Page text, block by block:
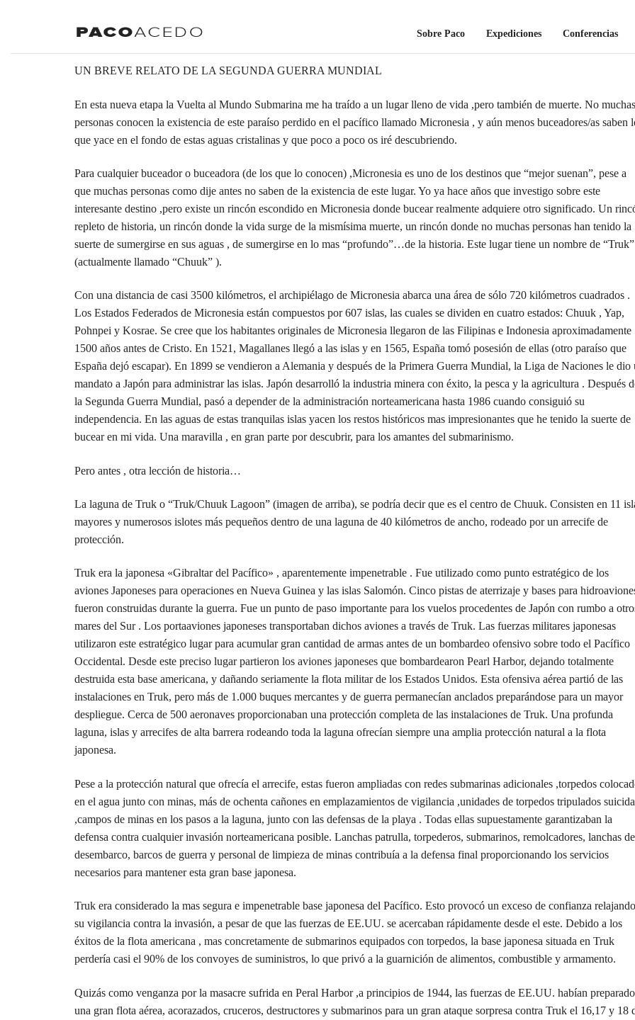
Sobre Paco Expediciones Conferencias
UN BREVE RELATO DE LA SEGUNDA GUERRA MUNDIAL
En esta nueva etapa la Vuelta al Mundo Submarina me ha traído a un lugar lleno de vida ,pero también de muerte. No muchas
personas conocen la existencia de este paraíso perdido en el pacífico llamado Micronesia , y aún menos buceadores/as saben
que yace en el fondo de estas aguas cristalinas y que poco a poco os iré descubriendo.
Para cualquier buceador o buceadora (de los que lo conocen) ,Micronesia es uno de los destinos que “mejor suenan”, pese a
que muchas personas como dije antes no saben de la existencia de este lugar. Yo ya hace años que investigo sobre este
interesante destino ,pero existe un rincón escondido en Micronesia donde bucear realmente adquiere otro significado. Un
repleto de historia, un rincón donde la vida surge de la mismísima muerte, un rincón donde no muchas personas han tenido la
suerte de sumergirse en sus aguas , de sumergirse en lo mas “profundo”…de la historia. Este lugar tiene un nombre de “Truk”
(actualmente llamado “Chuuk” ).
Con una distancia de casi 3500 kilómetros, el archipiélago de Micronesia abarca una área de sólo 720 kilómetros cuadrados .
Los Estados Federados de Micronesia están compuestos por 607 islas, las cuales se dividen en cuatro estados: Chuuk , Yap,
Pohnpei y Kosrae. Se cree que los habitantes originales de Micronesia llegaron de las Filipinas e Indonesia aproximadamente
1500 años antes de Cristo. En 1521, Magallanes llegó a las islas y en 1565, España tomó posesión de ellas (otro paraíso que
España dejó escapar). En 1899 se vendieron a Alemania y después de la Primera Guerra Mundial, la Liga de Naciones le dio
mandato a Japón para administrar las islas. Japón desarrolló la industria minera con éxito, la pesca y la agricultura . Después
la Segunda Guerra Mundial, pasó a depender de la administración norteamericana hasta 1986 cuando consiguió su
independencia. En las aguas de estas tranquilas islas yacen los restos históricos mas impresionantes que he tenido la suerte de
bucear en mi vida. Una maravilla , en gran parte por descubrir, para los amantes del submarinismo.
Pero antes , otra lección de historia…
La laguna de Truk o “Truk/Chuuk Lagoon” (imagen de arriba), se podría decir que es el centro de Chuuk. Consisten en 11
mayores y numerosos islotes más pequeños dentro de una laguna de 40 kilómetros de ancho, rodeado por un arrecife de
protección.
Truk era la japonesa «Gibraltar del Pacífico» , aparentemente impenetrable . Fue utilizado como punto estratégico de los
aviones Japoneses para operaciones en Nueva Guinea y las islas Salomón. Cinco pistas de aterrizaje y bases para
fueron construidas durante la guerra. Fue un punto de paso importante para los vuelos procedentes de Japón con rumbo a
mares del Sur . Los portaaviones japoneses transportaban dichos aviones a través de Truk. Las fuerzas militares japonesas
utilizaron este estratégico lugar para acumular gran cantidad de armas antes de un bombardeo ofensivo sobre todo el Pacífico
Occidental. Desde este preciso lugar partieron los aviones japoneses que bombardearon Pearl Harbor, dejando totalmente
destruida esta base americana, y dañando seriamente la flota militar de los Estados Unidos. Esta ofensiva aérea partió de las
instalaciones en Truk, pero más de 1.000 buques mercantes y de guerra permanecían anclados preparándose para un mayor
despliegue. Cerca de 500 aeronaves proporcionaban una protección completa de las instalaciones de Truk. Una profunda
laguna, islas y arrecifes de alta barrera rodeando toda la laguna ofrecían siempre una amplia protección natural a la flota
japonesa.
Pese a la protección natural que ofrecía el arrecife, estas fueron ampliadas con redes submarinas adicionales ,torpedos
en el agua junto con minas, más de ochenta cañones en emplazamientos de vigilancia ,unidades de torpedos tripulados
,campos de minas en los pasos a la laguna, junto con las defensas de la playa . Todas ellas supuestamente garantizaban la
defensa contra cualquier invasión norteamericana posible. Lanchas patrulla, torpederos, submarinos, remolcadores, lanchas de
desembarco, barcos de guerra y personal de limpieza de minas contribuía a la defensa final proporcionando los servicios
necesarios para mantener esta gran base japonesa.
Truk era considerado la mas segura e impenetrable base japonesa del Pacífico. Esto provocó un exceso de confianza relajando
su vigilancia contra la invasión, a pesar de que las fuerzas de EE.UU. se acercaban rápidamente desde el este. Debido a los
éxitos de la flota americana , mas concretamente de submarinos equipados con torpedos, la base japonesa situada en Truk
perdería casi el 90% de los convoyes de suministros, lo que privó a la guarnición de alimentos, combustible y armamento.
Quizás como venganza por la masacre sufrida en Peral Harbor ,a principios de 1944, las fuerzas de EE.UU. habían preparado
una gran flota aérea, acorazados, cruceros, destructores y submarinos para un gran ataque sorpresa contra Truk el 16,17 y 18